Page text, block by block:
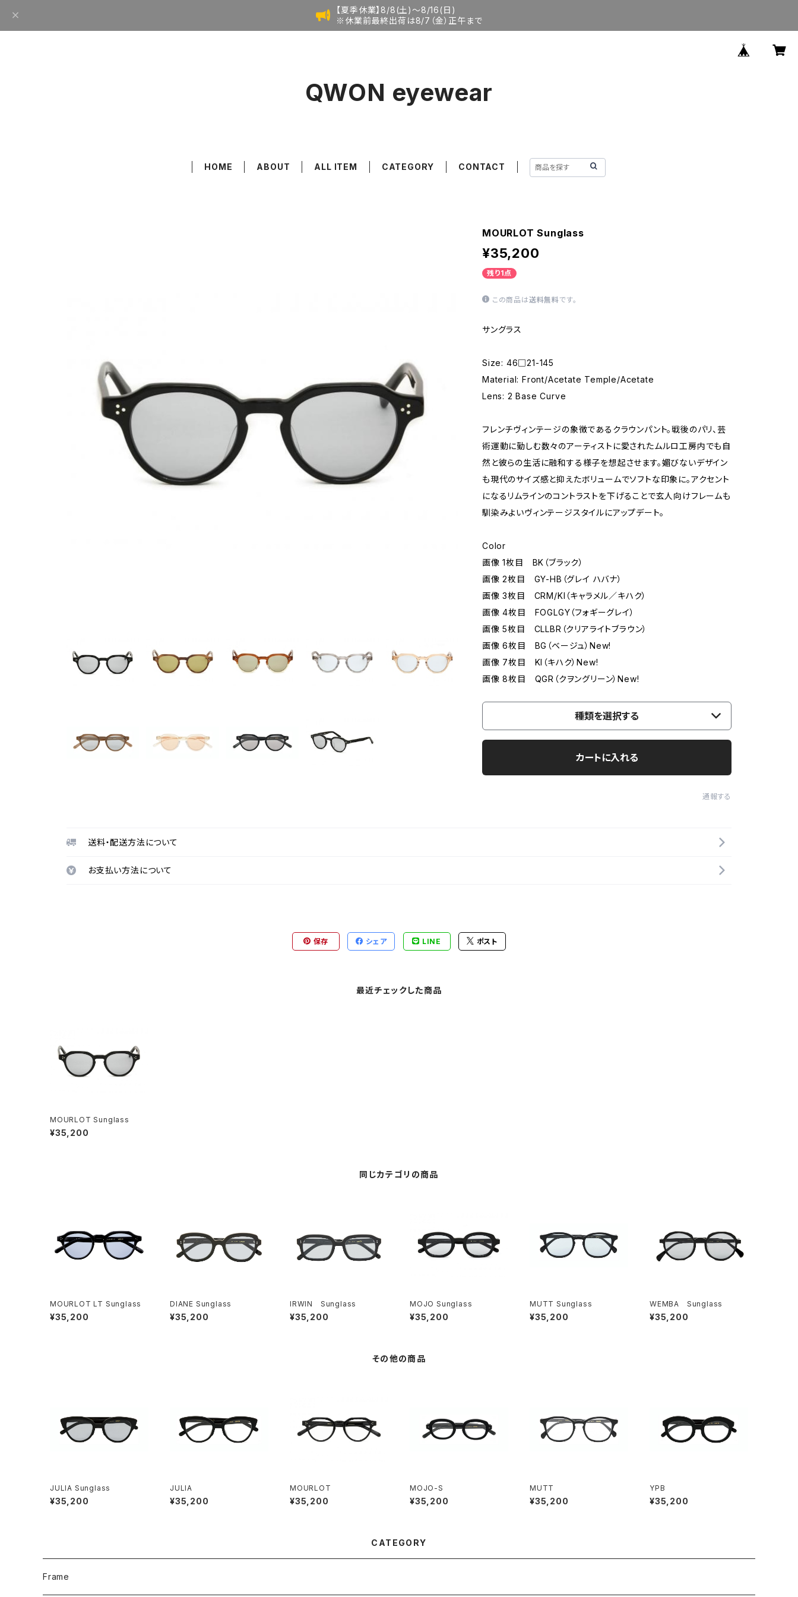
【夏季休業】8/8(土)〜8/16(日)
※休業前最終出荷は8/7（金）正午まで
QWON eyewear
HOME ABOUT ALL ITEM CATEGORY CONTACT
MOURLOT Sunglass
¥35,200
残り1点
この商品は送料無料です。
サングラス
Size: 46□21-145
Material: Front/Acetate Temple/Acetate
Lens: 2 Base Curve
フレンチヴィンテージの象徴であるクラウンパント。戦後のパリ、芸
術運動に勤しむ数々のアーティストに愛されたムルロ工房内でも自
然と彼らの生活に融和する様子を想起させます。媚びないデザイン
も現代のサイズ感と抑えたボリュームでソフトな印象に。アクセント
になるリムラインのコントラストを下げることで玄人向けフレームも
馴染みよいヴィンテージスタイルにアップデート。
Color
画像 1枚目 BK（ブラック）
画像 2枚目 GY-HB（グレイ ハバナ）
画像 3枚目 CRM/KI（キャラメル／キハク）
画像 4枚目 FOGLGY（フォギーグレイ）
画像 5枚目 CLLBR（クリアライトブラウン）
画像 6枚目 BG（ベージュ）New!
画像 7枚目 KI（キハク）New!
画像 8枚目 QGR（クヲングリーン）New!
種類を選択する
カートに入れる
通報する
送料・配送方法について
お支払い方法について
保存 シェア LINE ポスト
最近チェックした商品
MOURLOT Sunglass
¥35,200
同じカテゴリの商品
MOURLOT LT Sunglass
¥35,200
DIANE Sunglass
¥35,200
IRWIN Sunglass
¥35,200
MOJO Sunglass
¥35,200
MUTT Sunglass
¥35,200
WEMBA Sunglass
¥35,200
その他の商品
JULIA Sunglass
¥35,200
JULIA
¥35,200
MOURLOT
¥35,200
MOJO-S
¥35,200
MUTT
¥35,200
YPB
¥35,200
CATEGORY
Frame